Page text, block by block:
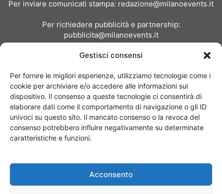
Gestisci consensi
Per fornire le migliori esperienze, utilizziamo tecnologie come i
cookie per archiviare e/o accedere alle informazioni sul
dispositivo. Il consenso a queste tecnologie ci consentirà di
elaborare dati come il comportamento di navigazione o gli ID
univoci su questo sito. Il mancato consenso o la revoca del
consenso potrebbero influire negativamente su determinate
caratteristiche e funzioni.
Acconsento
Per inviare comunicati stampa: redazione@milanoevents.it
Per richiedere pubblicità e partnership:
pubblicita@milanoevents.it
Chi siamo I Nostri Clienti
© Copyright 2017 - MilanoEvents.it© managed by